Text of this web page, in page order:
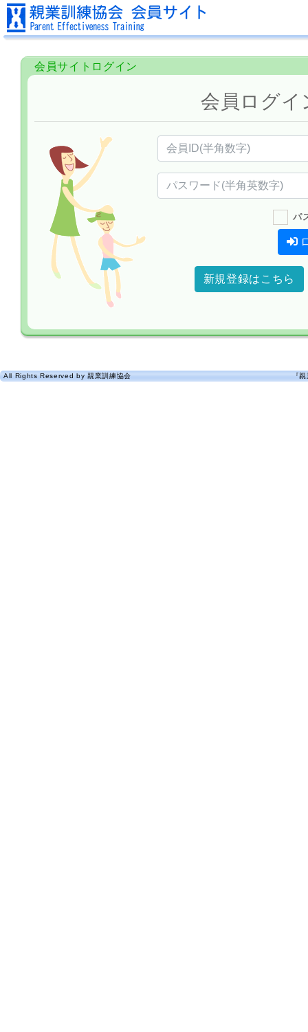
会員サイトログイン
会員ログイ
パ
新規登録はこちら
All Rights Reserved by 親業訓練協会 『